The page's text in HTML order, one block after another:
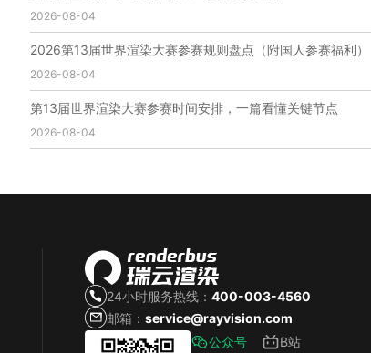
瑞云渲染大赛
3d渲染大赛
CG动画渲染大赛
瑞云渲染大赛报名页
瑞云渲染大赛奖项
瑞云渲染大赛历届大赛回顾
云渲染电脑
云渲染配置 云主机渲染
视频云渲染
实时渲染云
2026-08-04
2026第13届世界渲染大赛参赛规则盘点（附国人参赛福利）
2026-08-04
第13届世界渲染大赛参赛时间安排，一篇看懂关键节点
2026-08-04
24小时服务热线：400-003-4560
邮箱：service@rayvision.com
公众号
B站